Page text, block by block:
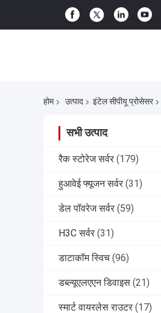
होम उत्पाद इंटेल सीपीयू प्रोसेसर
सभी उत्पाद
रैक स्टोरेज सर्वर (179)
हुआवेई फ्यूजन सर्वर (31)
डेल पॉवरेज सर्वर (59)
H3C सर्वर (31)
डाटाकॉम स्विच (96)
डब्ल्यूएलएएन डिवाइस (21)
स्मार्ट वायरलेस राउटर (17)